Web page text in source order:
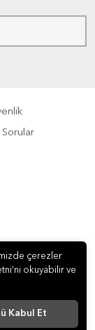
Sorular
saklıdır.
çerezler
okuyabilir ve
Kabul Et